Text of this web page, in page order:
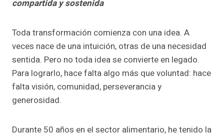
compartida y sostenida
Toda transformación comienza con una idea. A
veces nace de una intuición, otras de una necesidad
sentida. Pero no toda idea se convierte en legado.
Para lograrlo, hace falta algo más que voluntad: hace
falta visión, comunidad, perseverancia y
generosidad.
Durante 50 años en el sector alimentario, he tenido la